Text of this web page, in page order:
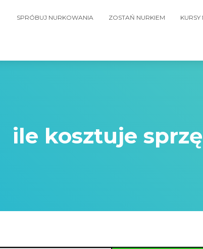
SPRÓBUJ NURKOWANIA ZOSTAŃ NURKIEM
ile kosztuje